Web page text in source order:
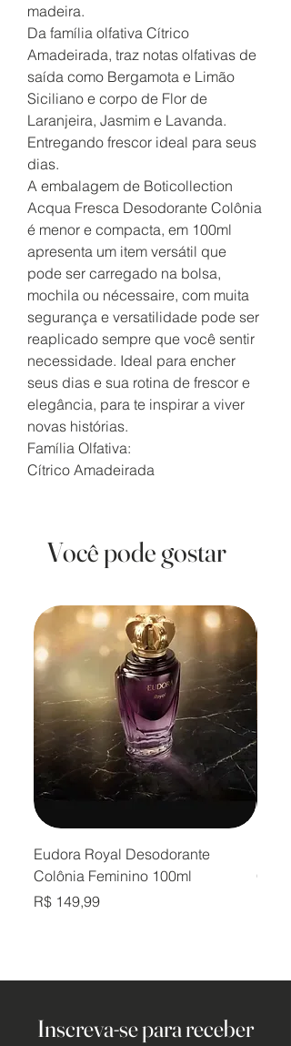
madeira.
Da família olfativa Cítrico
Amadeirada, traz notas olfativas de
saída como Bergamota e Limão
Siciliano e corpo de Flor de
Laranjeira, Jasmim e Lavanda.
Entregando frescor ideal para seus
dias.
A embalagem de Boticollection
Acqua Fresca Desodorante Colônia
é menor e compacta, em 100ml
apresenta um item versátil que
pode ser carregado na bolsa,
mochila ou nécessaire, com muita
segurança e versatilidade pode ser
reaplicado sempre que você sentir
necessidade. Ideal para encher
seus dias e sua rotina de frescor e
elegância, para te inspirar a viver
novas histórias.
Família Olfativa:
Cítrico Amadeirada
Você pode gostar
Eudora Royal Desodorante
Colônia Feminino 100ml
Preço
R$ 149,99
Inscreva-se para receber